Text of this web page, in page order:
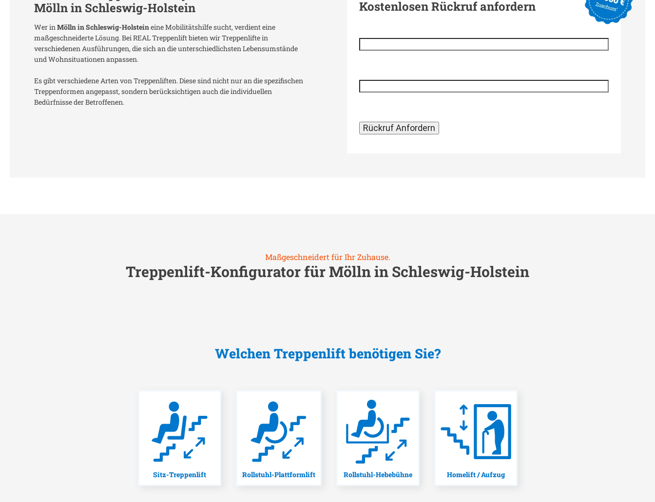
Mölln in Schleswig-Holstein
Wer in Mölln in Schleswig-Holsteineine Mobilitätshilfe sucht, verdient eine
maßgeschneiderte Lösung. Bei REAL Treppenlift bieten wir Treppenlifte in
verschiedenen Ausführungen, die sich an die unterschiedlichsten Lebensumstände
und Wohnsituationen anpassen.
Es gibt verschiedene Arten von Treppenliften. Diese sind nicht nur an die spezifischen
Treppenformen angepasst, sondern berücksichtigen auch die individuellen
Bedürfnisse der Betroffenen.
Kostenlosen Rückruf anfordern
Maßgeschneidert für Ihr Zuhause.
Treppenlift-Konfigurator fürMölln in Schleswig-Holstein
Welchen Treppenlift benötigen Sie?
Sitz-Treppenlift Rollstuhl-Plattformlift Rollstuhl-Hebebühne Homelift / Aufzug